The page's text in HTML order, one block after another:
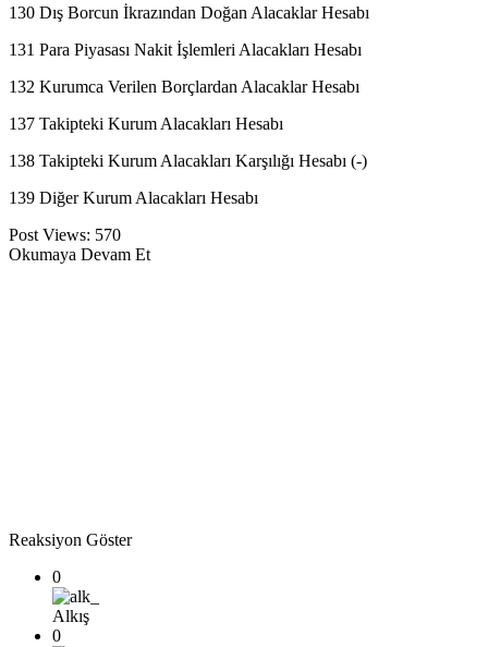
130 Dış Borcun İkrazından Doğan Alacaklar Hesabı
131 Para Piyasası Nakit İşlemleri Alacakları Hesabı
132 Kurumca Verilen Borçlardan Alacaklar Hesabı
137 Takipteki Kurum Alacakları Hesabı
138 Takipteki Kurum Alacakları Karşılığı Hesabı (-)
139 Diğer Kurum Alacakları Hesabı
Post Views: 570
Okumaya Devam Et
Reaksiyon Göster
0
Alkış
0